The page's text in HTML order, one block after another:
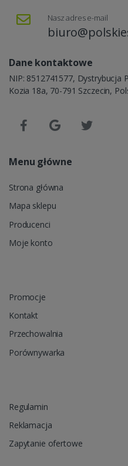
Nasz adres e-mail
Dane kontaktowe
NIP: 8512741577, Dystrybucja
Kozia 18a, 70-791 Szczecin,
Menu główne
Strona główna
Mapa sklepu
Producenci
Moje konto
Promocje
Kontakt
Przechowalnia
Porównywarka
Regulamin
Reklamacja
Zapytanie ofertowe